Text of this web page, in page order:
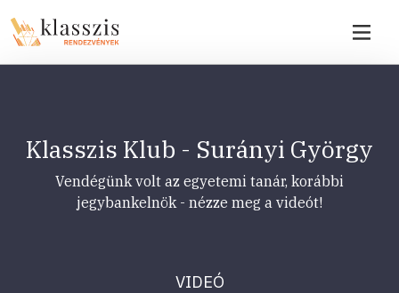
Klasszis Klub - Surányi György
Vendégünk volt az egyetemi tanár, korábbi
jegybankelnök - nézze meg a videót!
VIDEÓ